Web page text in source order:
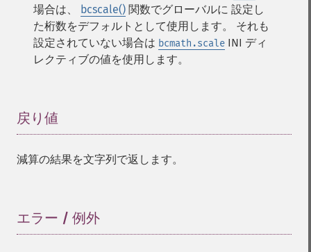
場合は、 bcscale() 関数でグローバルに 設定し
た桁数をデフォルトとして使用します。 それも
設定されていない場合は bcmath.scale INI ディ
レクティブの値を使用します。
戻り値
減算の結果を文字列で返します。
エラー / 例外